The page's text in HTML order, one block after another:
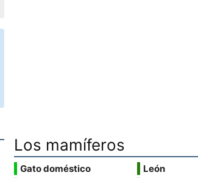
Los mamíferos
Gato doméstico
León